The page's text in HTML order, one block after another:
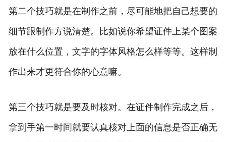
第二个技巧就是在制作之前，尽可能地把自己想要的
细节跟制作方说清楚。比如说你希望证件上某个图案
放在什么位置，文字的字体风格怎么样等等。这样制
作出来才更符合你的心意嘛。
第三个技巧就是要及时核对。在证件制作完成之后，
拿到手第一时间就要认真核对上面的信息是否正确无